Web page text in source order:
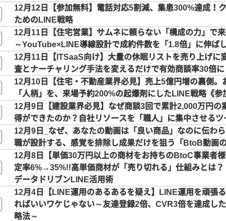
12月12日【参加無料】電話対応5割減、集患300%達成！
ためのLINE戦略
12月11日【住宅営業】サムネに頼らない「構成の力」で
～YouTube×LINE導線設計で成約件数を「1.8倍」に伸ば
12月11日【ITSaaS向け】大量の休眠リストを売り上げに
査とナーチャリング手法を変えるだけで有効商談率30倍に
12月10日【住宅・不動産業界必見】売上5億円増の裏側。
「人柄」を、来場予約200%の起爆剤にしたLINE戦略《参
12月9日【建設業界必見】なぜ商談3回で累計2,000万円の
得ができたのか？自社リソースを「職人」に集中させる
12月9日_なぜ、あなたの動画は「良い商品」なのに伝わ
職が設計する、感覚を排除し成果だけを狙う「BtoB動画の
12月8日【単価30万円以上の商材をお持ちのBtoC事業者
定率6%→35%!!高単価商材が「売り切れる」仕組みとは？
データドリブンLINE活用術
12月4日【LINE運用のあるあるを疑え】LINE運用を頑張
ればいいワケじゃない～友達登録2倍、CVR3倍を達成し
略法～